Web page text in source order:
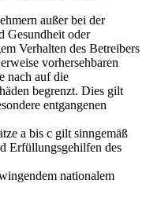
außer bei der
Gesundheit oder
Verhalten des Betreibers
vorhersehbaren
nach auf die
begrenzt. Dies gilt
entgangenen
a bis c gilt sinngemäß
Erfüllungsgehilfen des
nationalem